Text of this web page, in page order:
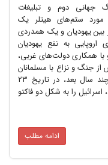
دوم و تبلیغات
ستم‌های هیتلر یک
یهودیان و یک همدردی
به نفع یهودیان
همکاری دولت‌های غربی،
و نزاع با مسلمانان
عرب، دولتی با عنوان اسرائیل تشکیل شد. چند سال بعد، در تاریخ 23
اسرائیل را به شکل دو فاکتو
ادامه مطلب